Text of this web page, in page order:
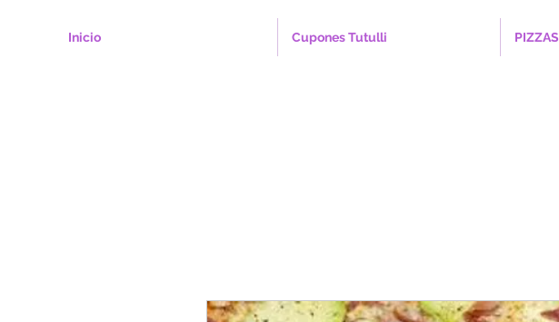
Inicio Cupones Tutulli PIZZAS